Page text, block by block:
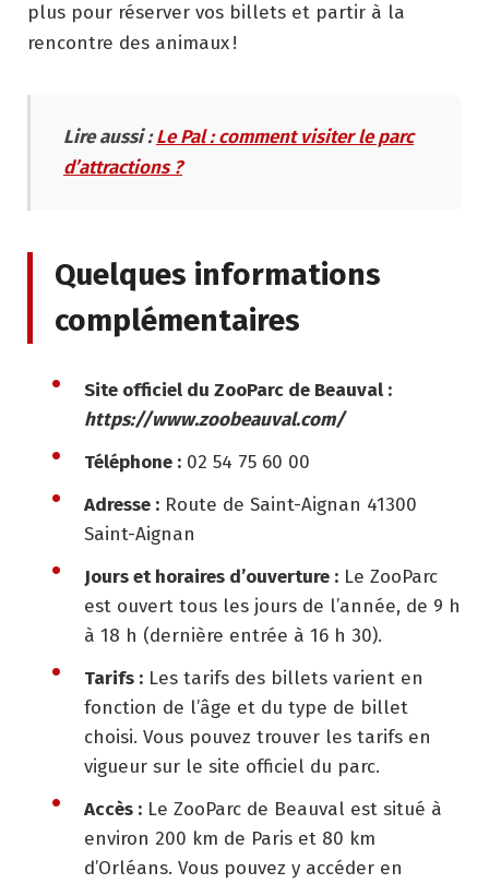
plus pour réserver vos billets et partir à la
rencontre des animaux !
Lire aussi :Le Pal : comment visiter le parc
d’attractions ?
Quelques informations
complémentaires
Site officiel du ZooParc de Beauval :
https://www.zoobeauval.com/
Téléphone : 02 54 75 60 00
Adresse : Route de Saint-Aignan 41300
Saint-Aignan
Jours et horaires d’ouverture : Le ZooParc
est ouvert tous les jours de l’année, de 9 h
à 18 h (dernière entrée à 16 h 30).
Tarifs : Les tarifs des billets varient en
fonction de l’âge et du type de billet
choisi. Vous pouvez trouver les tarifs en
vigueur sur le site officiel du parc.
Accès : Le ZooParc de Beauval est situé à
environ 200 km de Paris et 80 km
d’Orléans. Vous pouvez y accéder en